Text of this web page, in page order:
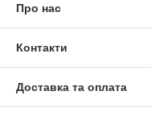
Про нас
Контакти
Доставка та оплата